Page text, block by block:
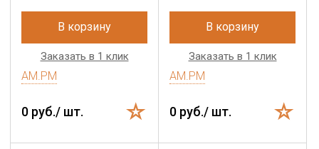
В корзину
Заказать в 1 клик
AM.PM
0 руб./ шт.
В корзину
Заказать в 1 клик
AM.PM
0 руб./ шт.